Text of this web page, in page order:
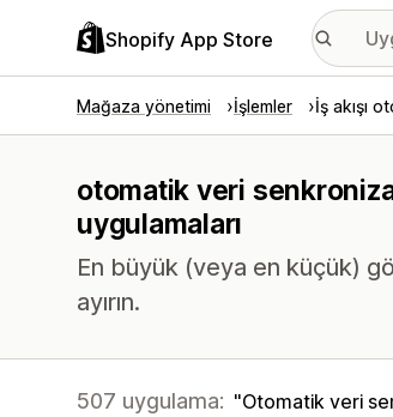
Shopify App Store
Mağaza yönetimi İşlemler İş akışı
otomatik veri
uygulamaları
En büyük (veya en küçük)
ayırın.
507 uygulama: Otomatik veri